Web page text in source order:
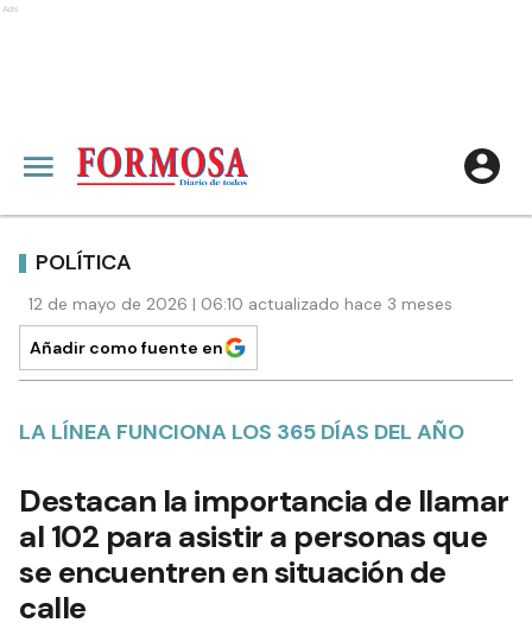
Ads
POLÍTICA
12 de mayo de 2026 | 06:10 actualizado hace 3 meses
Añadir como fuente en
LA LÍNEA FUNCIONA LOS 365 DÍAS DEL AÑO
Destacan la importancia de llamar
al 102 para asistir a personas que
se encuentren en situación de
calle